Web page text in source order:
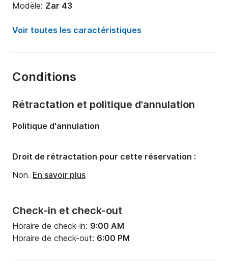
Modèle: Zar 43
Puissance moteur:
70cv
Capacité à bord:
Voir toutes les caractéristiques
Conditions
Check-in et check-out
Horaire de check-in: 9:00 AM
Horaire de check-out: 6:00 PM
Rétractation et politique d'annulation
Politique d'annulation
Droit de rétractation pour cette réservation :
Non. En savoir plus